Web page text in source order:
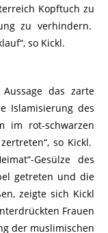
Kopftuch zu
zu verhindern.
so Kickl.
das zarte
Islamisierung des
im rot-schwarzen
so Kickl.
Gesülze des
getreten und die
zeigte sich Kickl
Frauen
der muslimischen